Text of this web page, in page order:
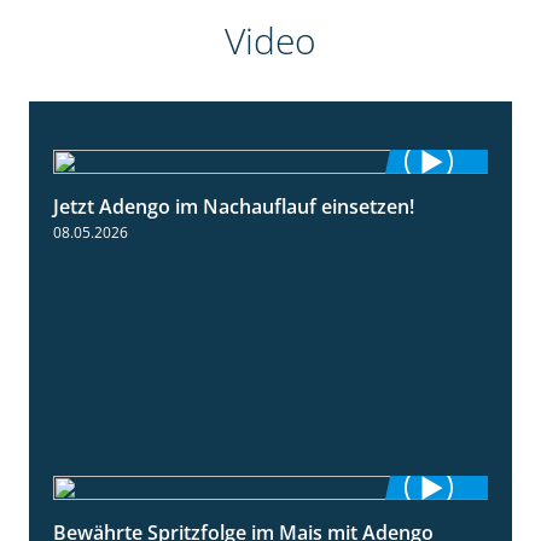
Video
1:32
Jetzt Adengo im Nachauflauf einsetzen!
08.05.2026
1:22
Bewährte Spritzfolge im Mais mit Adengo